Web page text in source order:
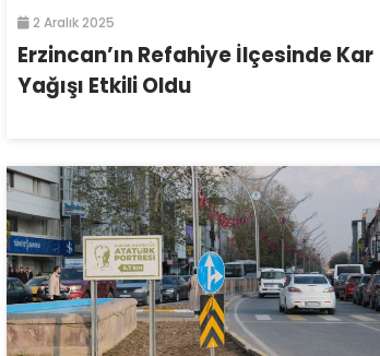
2 Aralık 2025
Erzincan’ın Refahiye İlçesinde Kar
Yağışı Etkili Oldu